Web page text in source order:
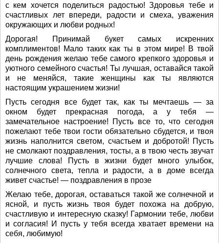
с кем хочется поделиться радостью! Здоровья тебе и
счастливых лет впереди, радости и смеха, уважения
окружающих и любви родных!
Дорогая! Принимай букет самых искренних
комплиментов! Мало таких как ты в этом мире! В твой
день рождения желаю тебе самого крепкого здоровья и
уютного семейного счастья! Ты лучшая, оставайся такой
и не меняйся, такие женщины как ты являются
настоящим украшением жизни!
Пусть сегодня все будет так, как ты мечтаешь — за
окном будет прекрасная погода, а у тебя —
замечательное настроение! Пусть все то, что сегодня
пожелают тебе твои гости обязательно сбудется, и твоя
жизнь наполнится светом, счастьем и добротой! Пусть
не смолкают поздравления, тосты, а в твою честь звучат
лучшие слова! Пусть в жизни будет много улыбок,
солнечного света, тепла и радости, а в доме всегда
живет счастье! — поздравления в прозе
Желаю тебе, дорогая, оставаться такой же солнечной и
ясной, и пусть жизнь твоя будет похожа на добрую,
счастливую и интересную сказку! Гармонии тебе, любви
и согласия! И пусть у тебя всегда хватает времени на
себя, любимую!